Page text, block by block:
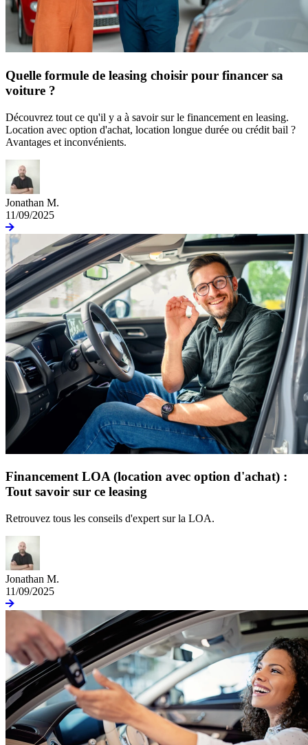
Quelle formule de leasing choisir pour financer sa
voiture ?
Découvrez tout ce qu'il y a à savoir sur le financement en leasing.
Location avec option d'achat, location longue durée ou crédit bail ?
Avantages et inconvénients.
Jonathan M.
11/09/2025
Financement LOA (location avec option d'achat) :
Tout savoir sur ce leasing
Retrouvez tous les conseils d'expert sur la LOA.
Jonathan M.
11/09/2025